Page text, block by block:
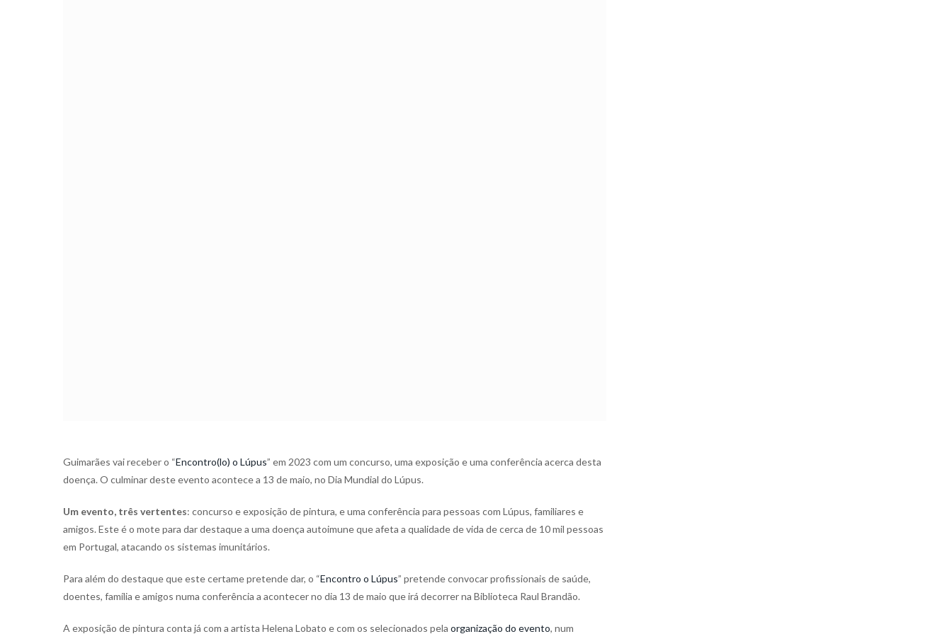
Guimarães vai receber o “Encontro(lo) o Lúpus” em 2023 com um concurso, uma exposição e uma conferência acerca desta
doença. O culminar deste evento acontece a 13 de maio, no Dia Mundial do Lúpus.
Um evento, três vertentes: concurso e exposição de pintura, e uma conferência para pessoas com Lúpus, familiares e
amigos. Este é o mote para dar destaque a uma doença autoimune que afeta a qualidade de vida de cerca de 10 mil pessoas
em Portugal, atacando os sistemas imunitários.
Para além do destaque que este certame pretende dar, o “Encontro o Lúpus” pretende convocar profissionais de saúde,
doentes, família e amigos numa conferência a acontecer no dia 13 de maio que irá decorrer na Biblioteca Raul Brandão.
A exposição de pintura conta já com a artista Helena Lobato e com os selecionados pela organização do evento, num